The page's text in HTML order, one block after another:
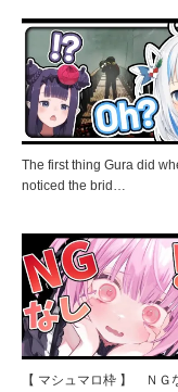
The first thing Gura did
noticed the brid…
【 マシュマロ枠 】 ＮＧ